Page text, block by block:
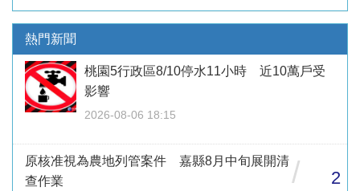
熱門新聞
桃園5行政區8/10停水11小時 近10萬戶受
影響
2026-08-06 18:15
原核准視為農地列管案件 嘉縣8月中旬展開清
查作業
/ 2